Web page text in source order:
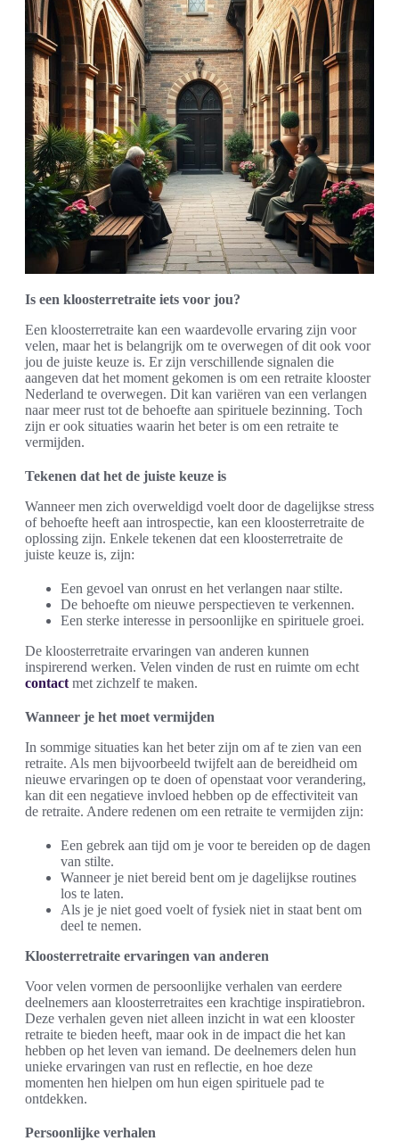
Is een kloosterretraite iets voor jou?
Een kloosterretraite kan een waardevolle ervaring zijn voor
velen, maar het is belangrijk om te overwegen of dit ook voor
jou de juiste keuze is. Er zijn verschillende signalen die
aangeven dat het moment gekomen is om een retraite klooster
Nederland te overwegen. Dit kan variëren van een verlangen
naar meer rust tot de behoefte aan spirituele bezinning. Toch
zijn er ook situaties waarin het beter is om een retraite te
vermijden.
Tekenen dat het de juiste keuze is
Wanneer men zich overweldigd voelt door de dagelijkse stress
of behoefte heeft aan introspectie, kan een kloosterretraite de
oplossing zijn. Enkele tekenen dat een kloosterretraite de
juiste keuze is, zijn:
Een gevoel van onrust en het verlangen naar stilte.
De behoefte om nieuwe perspectieven te verkennen.
Een sterke interesse in persoonlijke en spirituele groei.
De kloosterretraite ervaringen van anderen kunnen
inspirerend werken. Velen vinden de rust en ruimte om echt
contact met zichzelf te maken.
Wanneer je het moet vermijden
In sommige situaties kan het beter zijn om af te zien van een
retraite. Als men bijvoorbeeld twijfelt aan de bereidheid om
nieuwe ervaringen op te doen of openstaat voor verandering,
kan dit een negatieve invloed hebben op de effectiviteit van
de retraite. Andere redenen om een retraite te vermijden zijn:
Een gebrek aan tijd om je voor te bereiden op de dagen
van stilte.
Wanneer je niet bereid bent om je dagelijkse routines
los te laten.
Als je je niet goed voelt of fysiek niet in staat bent om
deel te nemen.
Kloosterretraite ervaringen van anderen
Voor velen vormen de persoonlijke verhalen van eerdere
deelnemers aan kloosterretraites een krachtige inspiratiebron.
Deze verhalen geven niet alleen inzicht in wat een klooster
retraite te bieden heeft, maar ook in de impact die het kan
hebben op het leven van iemand. De deelnemers delen hun
unieke ervaringen van rust en reflectie, en hoe deze
momenten hen hielpen om hun eigen spirituele pad te
ontdekken.
Persoonlijke verhalen